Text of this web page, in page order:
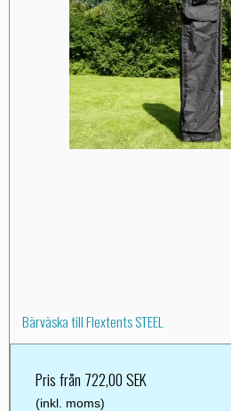
Bärväska till Flextents STEEL
Pris från 722,00 SEK
(inkl. moms)